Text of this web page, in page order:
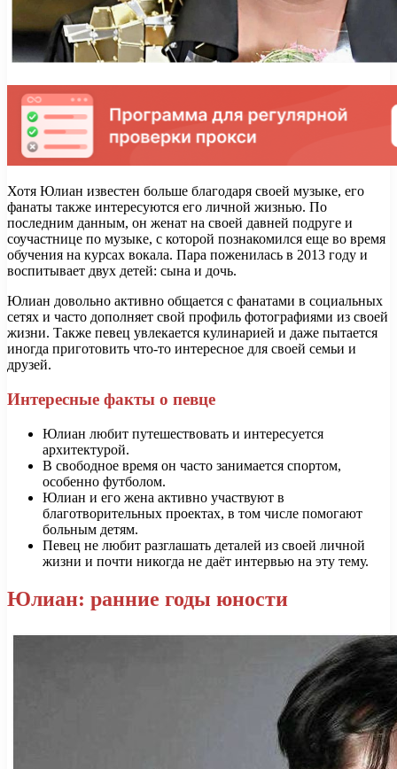
Хотя Юлиан известен больше благодаря своей музыке, его
фанаты также интересуются его личной жизнью. По
последним данным, он женат на своей давней подруге и
соучастнице по музыке, с которой познакомился еще во время
обучения на курсах вокала. Пара поженилась в 2013 году и
воспитывает двух детей: сына и дочь.
Юлиан довольно активно общается с фанатами в социальных
сетях и часто дополняет свой профиль фотографиями из своей
жизни. Также певец увлекается кулинарией и даже пытается
иногда приготовить что-то интересное для своей семьи и
друзей.
Интересные факты о певце
Юлиан любит путешествовать и интересуется
архитектурой.
В свободное время он часто занимается спортом,
особенно футболом.
Юлиан и его жена активно участвуют в
благотворительных проектах, в том числе помогают
больным детям.
Певец не любит разглашать деталей из своей личной
жизни и почти никогда не даёт интервью на эту тему.
Юлиан: ранние годы юности